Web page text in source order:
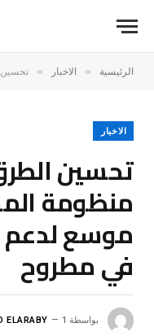
الرئيسية » الاخبار » تحسين
الاخبار
تحسين
منظومة
موسع لدعم
في مطروح
بواسطة ELARABY 1 مارس، 2026